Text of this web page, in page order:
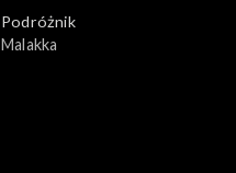
Podróżnik
Malakka